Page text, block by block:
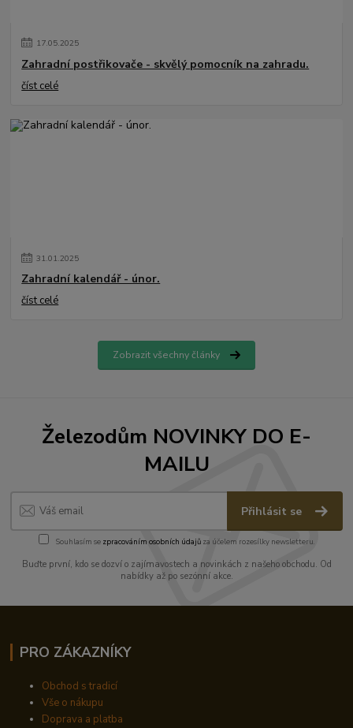
17.05.2025
Zahradní postřikovače - skvělý pomocník na zahradu.
číst celé
31.01.2025
Zahradní kalendář - únor.
číst celé
Zobrazit všechny články
Železodům NOVINKY DO E-
MAILU
Přihlásit se
Souhlasím se zpracováním osobních údajůza účelem rozesílky newsletteru.
Buďte první, kdo se dozví o zajímavostech a novinkách z našeho obchodu. Od
nabídky až po sezónní akce.
PRO ZÁKAZNÍKY
Obchod s tradicí
Vše o nákupu
Doprava a platba